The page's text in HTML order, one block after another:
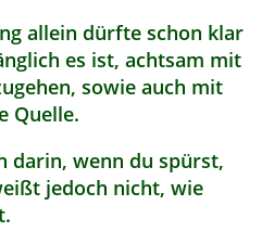
allein dürfte schon klar
es ist, achtsam mit
sowie auch mit
Quelle.
darin, wenn du spürst,
jedoch nicht, wie